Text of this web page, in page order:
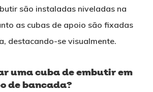
são instaladas niveladas na
as cubas de apoio são fixadas
destacando-se visualmente.
uma cuba de embutir em
de bancada?